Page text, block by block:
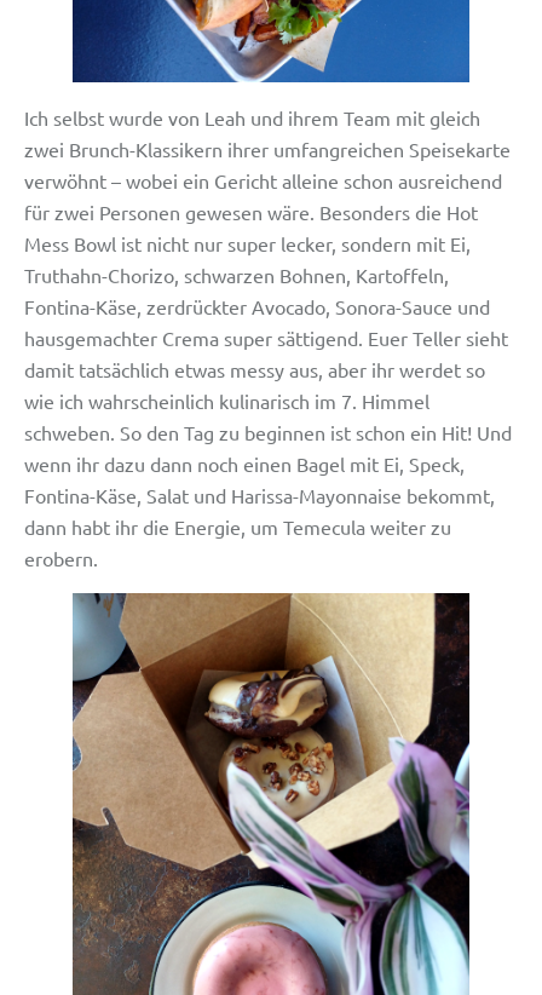
Ich selbst wurde von Leah und ihrem Team mit gleich
zwei Brunch-Klassikern ihrer umfangreichen Speisekarte
verwöhnt – wobei ein Gericht alleine schon ausreichend
für zwei Personen gewesen wäre. Besonders die Hot
Mess Bowl ist nicht nur super lecker, sondern mit Ei,
Truthahn-Chorizo, schwarzen Bohnen, Kartoffeln,
Fontina-Käse, zerdrückter Avocado, Sonora-Sauce und
hausgemachter Crema super sättigend. Euer Teller sieht
damit tatsächlich etwas messy aus, aber ihr werdet so
wie ich wahrscheinlich kulinarisch im 7. Himmel
schweben. So den Tag zu beginnen ist schon ein Hit! Und
wenn ihr dazu dann noch einen Bagel mit Ei, Speck,
Fontina-Käse, Salat und Harissa-Mayonnaise bekommt,
dann habt ihr die Energie, um Temecula weiter zu
erobern.